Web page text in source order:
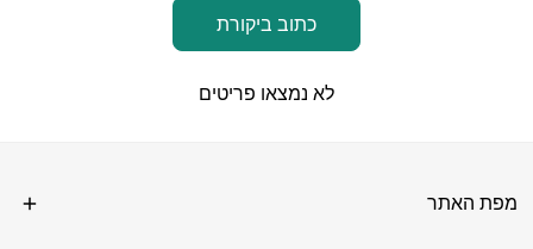
כתוב ביקורת
לא נמצאו פריטים
מפת האתר